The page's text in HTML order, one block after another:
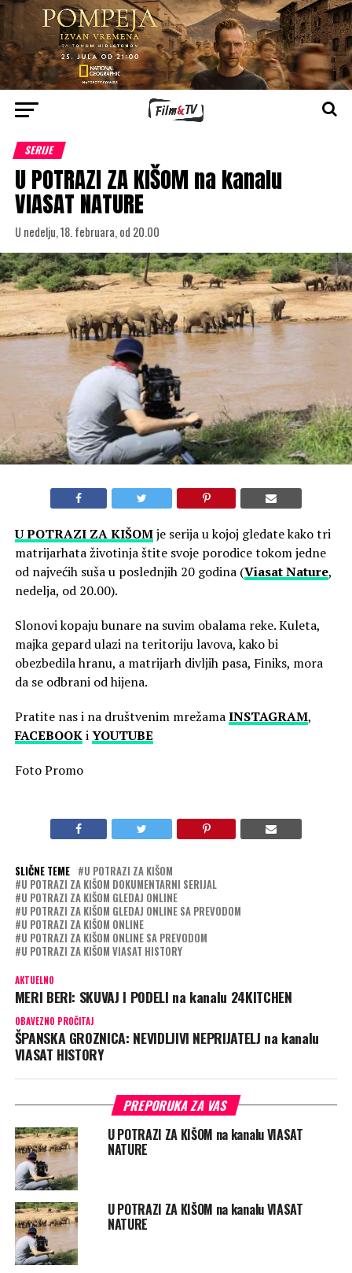
SERIJE
U POTRAZI ZA KIŠOM na kanalu
VIASAT NATURE
U nedelju, 18. februara, od 20.00
U POTRAZI ZA KIŠOMje serija u kojoj gledate kako tri
matrijarhata životinja štite svoje porodice tokom jedne
od najvećih suša u poslednjih 20 godina (Viasat Nature,
nedelja, od 20.00).
Slonovi kopaju bunare na suvim obalama reke. Kuleta,
majka gepard ulazi na teritoriju lavova, kako bi
obezbedila hranu, a matrijarh divljih pasa, Finiks, mora
da se odbrani od hijena.
Pratite nas i na društvenim mrežamaINSTAGRAM,
FACEBOOKiYOUTUBE
Foto Promo
SLIČNE TEME
U POTRAZI ZA KIŠOM
U POTRAZI ZA KIŠOM DOKUMENTARNI SERIJAL
U POTRAZI ZA KIŠOM GLEDAJ ONLINE
U POTRAZI ZA KIŠOM GLEDAJ ONLINE SA PREVODOM
U POTRAZI ZA KIŠOM ONLINE
U POTRAZI ZA KIŠOM ONLINE SA PREVODOM
U POTRAZI ZA KIŠOM VIASAT HISTORY
AKTUELNO
MERI BERI: SKUVAJ I PODELI na kanalu 24KITCHEN
OBAVEZNO PROČITAJ
ŠPANSKA GROZNICA: NEVIDLJIVI NEPRIJATELJ na kanalu
VIASAT HISTORY
PREPORUKA ZA VAS
U POTRAZI ZA KIŠOM na kanalu VIASAT
NATURE
U POTRAZI ZA KIŠOM na kanalu VIASAT
NATURE